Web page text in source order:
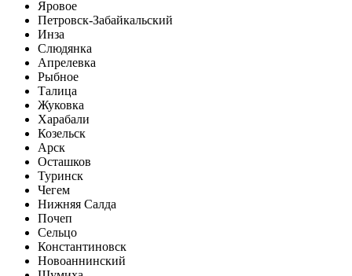
Яровое
Петровск-Забайкальский
Инза
Слюдянка
Апрелевка
Рыбное
Талица
Жуковка
Харабали
Козельск
Арск
Осташков
Туринск
Чегем
Нижняя Салда
Почеп
Сельцо
Константиновск
Новоаннинский